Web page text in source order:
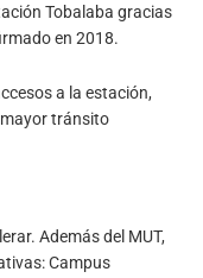
Tobalaba gracias
en 2018.
a la estación,
tránsito
Además del MUT,
Campus